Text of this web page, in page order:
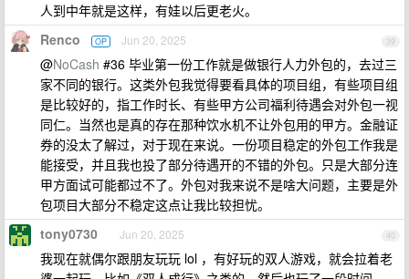
人到中年就是这样，有娃以后更老火。
39
Renco OP Jun 20, 2025
@NoCash #36 毕业第一份工作就是做银行人力外包的，去过三
家不同的银行。这类外包我觉得要看具体的项目组，有些项目组
是比较好的，指工作时长、有些甲方公司福利待遇会对外包一视
同仁。当然也是真的存在那种饮水机不让外包用的甲方。金融证
券的没太了解过，对于现在来说。一份项目稳定的外包工作我是
能接受，并且我也投了部分待遇开的不错的外包。只是大部分连
甲方面试可能都过不了。外包对我来说不是啥大问题，主要是外
包项目大部分不稳定这点让我比较担忧。
40
tony0730 Jun 20, 2025
我现在就偶尔跟朋友玩玩 lol ，有好玩的双人游戏，就会拉着老